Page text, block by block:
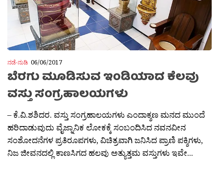
ನಡೆ-ನುಡಿ 06/06/2017
ಬೆರಗು ಮೂಡಿಸುವ ಇಂಡಿಯಾದ ಕೆಲವು
ವಸ್ತು ಸಂಗ್ರಹಾಲಯಗಳು
– ಕೆ.ವಿ.ಶಶಿದರ. ವಸ್ತು ಸಂಗ್ರಹಾಲಯಗಳು ಎಂದಾಕ್ಶಣ ಮನದ ಮುಂದೆ
ಹರಿದಾಡುವುದು ವೈಜ್ನಾನಿಕ ಲೋಕಕ್ಕೆ ಸಂಬಂದಿಸಿದ ನವನವೀನ
ಸಂಶೋದನೆಗಳ ಪ್ರತಿರೂಪಗಳು, ವಿಚಿತ್ರವಾಗಿ ಜನಿಸಿದ ಪ್ರಾಣಿ ಪಕ್ಶಿಗಳು,
ನಿಜ ಜೀವನದಲ್ಲಿ ಕಾಣಸಿಗದ ಹಲವು ಅತ್ಯುತ್ತಮ ವಸ್ತುಗಳು ಇವೇ...